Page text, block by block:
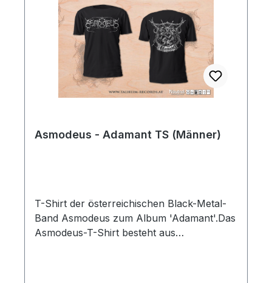
Siebdruck auf robustem, schwarzem
BaumwollstoffBequemer Schnitt – ideal für
Konzerte, Festivals und den AlltagLimited
Edition – ein Muss für echte Fans⚠ Jetzt
bestellen, solange der Vorrat reicht! ⚠
Asmodeus - Adamant TS (Männer)
T-Shirt der österreichischen Black-Metal-
Band Asmodeus zum Album 'Adamant'.Das
Asmodeus-T-Shirt besteht aus